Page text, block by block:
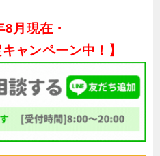
月現在・
ャンペーン中！】